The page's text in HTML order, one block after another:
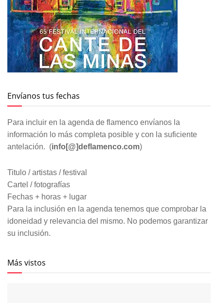
Envíanos tus fechas
Para incluir en la agenda de flamenco envíanos la
información lo más completa posible y con la suficiente
antelación. (info[@]deflamenco.com)
Titulo / artistas / festival
Cartel / fotografías
Fechas + horas + lugar
Para la inclusión en la agenda tenemos que comprobar la
idoneidad y relevancia del mismo. No podemos garantizar
su inclusión.
Más vistos